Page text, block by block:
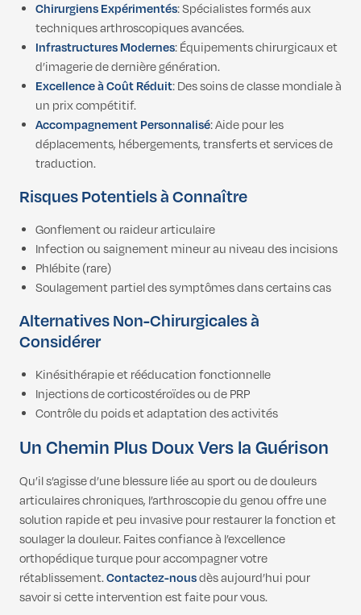
Chirurgiens Expérimentés: Spécialistes formés aux
techniques arthroscopiques avancées.
Infrastructures Modernes: Équipements chirurgicaux et
d’imagerie de dernière génération.
Excellence à Coût Réduit: Des soins de classe mondiale à
un prix compétitif.
Accompagnement Personnalisé: Aide pour les
déplacements, hébergements, transferts et services de
traduction.
Risques Potentiels à Connaître
Gonflement ou raideur articulaire
Infection ou saignement mineur au niveau des incisions
Phlébite (rare)
Soulagement partiel des symptômes dans certains cas
Alternatives Non-Chirurgicales à
Considérer
Kinésithérapie et rééducation fonctionnelle
Injections de corticostéroïdes ou de PRP
Contrôle du poids et adaptation des activités
Un Chemin Plus Doux Vers la Guérison
Qu’il s’agisse d’une blessure liée au sport ou de douleurs
articulaires chroniques, l’arthroscopie du genou offre une
solution rapide et peu invasive pour restaurer la fonction et
soulager la douleur. Faites confiance à l’excellence
orthopédique turque pour accompagner votre
rétablissement.Contactez-nousdès aujourd’hui pour
savoir si cette intervention est faite pour vous.